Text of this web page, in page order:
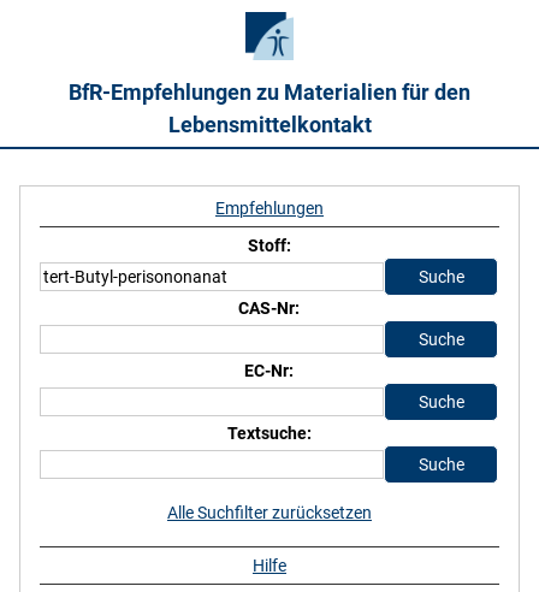
BfR-Empfehlungen zu Materialien für den
Lebensmittelkontakt
Empfehlungen
Stoff:
CAS-Nr:
EC-Nr:
Textsuche:
Alle Suchfilter zurücksetzen
Hilfe